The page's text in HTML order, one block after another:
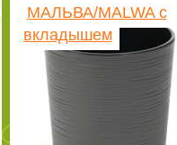
МАЛЬВА/MALWA с
вкладышем